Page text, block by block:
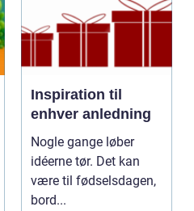
Inspiration til
enhver anledning
Nogle gange løber
idéerne tør. Det kan
være til fødselsdagen,
bord...